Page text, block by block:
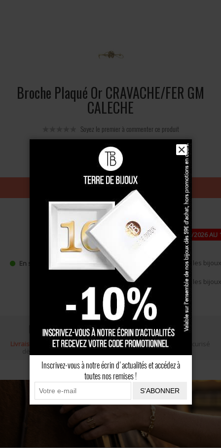
Broche Plaqué Or CRAVACHE/FER GM
CALECHE
Soyez le premier à commenter ce produit
79 €
Ajouter au panier
En stock
PAUSE ESTIVALE : FERMETURE DU 24/07/2026
DE -10 % DÈS 49 €, CODE : ÉTÉ10
Expédition à partir du 17/08/2026 pour les
Expédition à partir du 27/08/2026
pour les
commande (pastille jaune),
Livraison gratuite
dès 100 €
Écrin cadeau Paiement sécurisé
✕
Inscrivez-vous à notre écrin d'actualités et accédez à
toutes nos remises !
S'ABONNER